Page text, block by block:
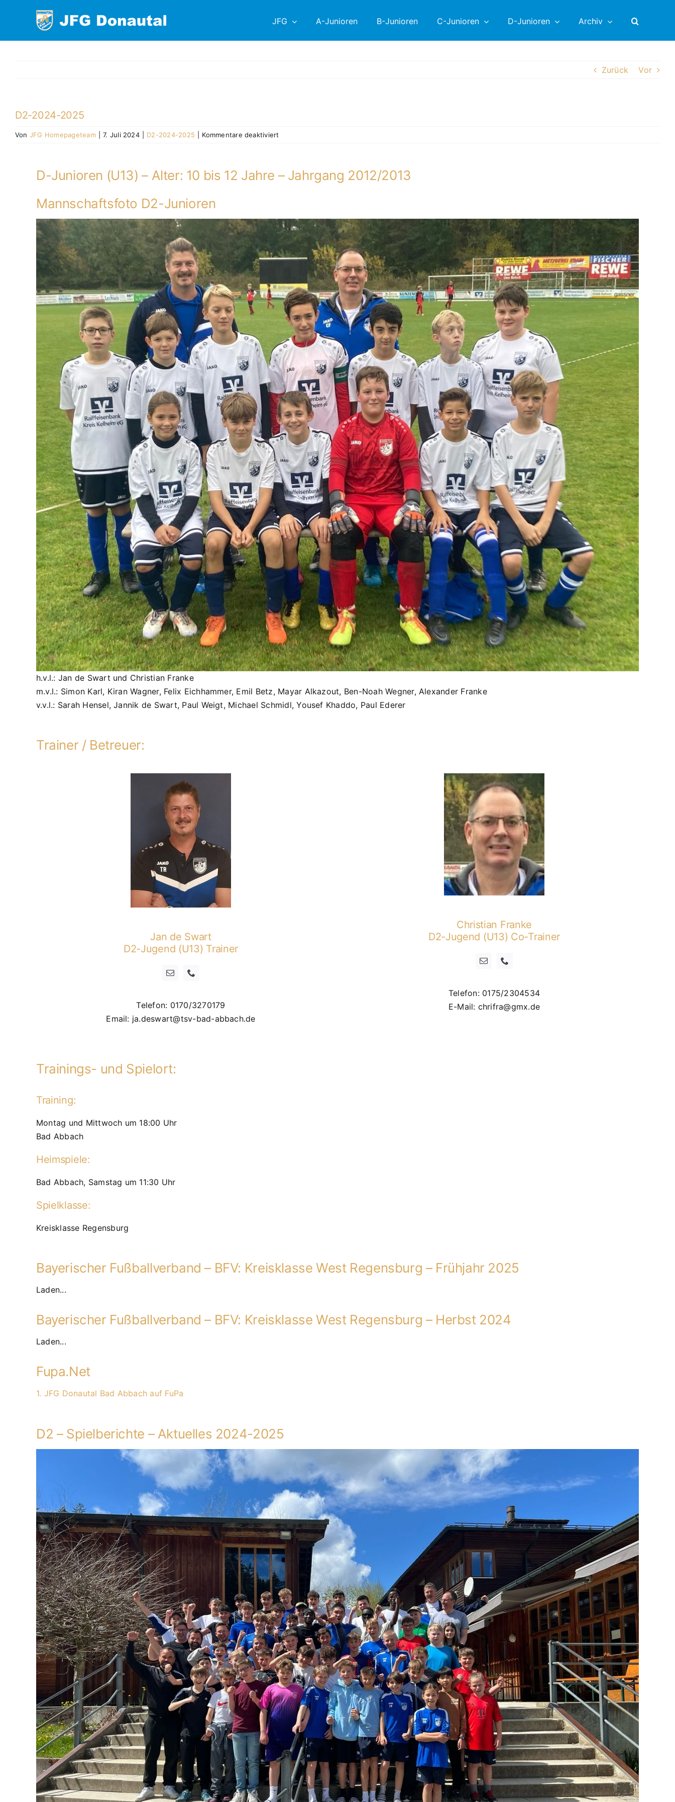
JFG A-Junioren B-Junioren C-Junioren D-Junioren Archiv
Zurück Vor
D2-2024-2025
Von JFG Homepageteam 7. Juli 2024 D2-2024-2025 Kommentare deaktiviert
D-Junioren (U13) – Alter: 10 bis 12 Jahre – Jahrgang 2012/2013
Mannschaftsfoto D2-Junioren
h.v.l.: Jan de Swart und Christian Franke
m.v.l.: Simon Karl, Kiran Wagner, Felix Eichhammer, Emil Betz, Mayar Alkazout, Ben-Noah Wegner, Alexander Franke
v.v.l.: Sarah Hensel, Jannik de Swart, Paul Weigt, Michael Schmidl, Yousef Khaddo, Paul Ederer
Trainer / Betreuer:
Jan de Swart
D2-Jugend (U13) Trainer
Telefon: 0170/3270179
Email: ja.deswart@tsv-bad-abbach.de
Christian Franke
D2-Jugend (U13) Co-Trainer
Telefon: 0175/2304534
E-Mail: chrifra@gmx.de
Trainings- und Spielort:
Training:
Montag und Mittwoch um 18:00 Uhr
Bad Abbach
Heimspiele:
Bad Abbach, Samstag um 11:30 Uhr
Spielklasse:
Kreisklasse Regensburg
Bayerischer Fußballverband – BFV: Kreisklasse West Regensburg – Frühjahr 2025
Laden...
Bayerischer Fußballverband – BFV: Kreisklasse West Regensburg – Herbst 2024
Laden...
Fupa.Net
1. JFG Donautal Bad Abbach auf FuPa
D2 – Spielberichte – Aktuelles 2024-2025